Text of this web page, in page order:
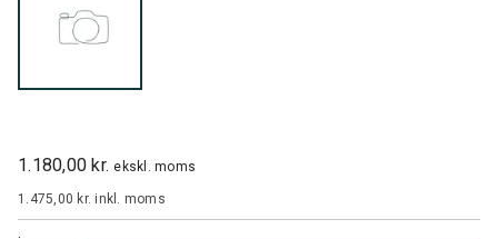
1.180,00 kr. ekskl. moms
1.475,00 kr.inkl. moms